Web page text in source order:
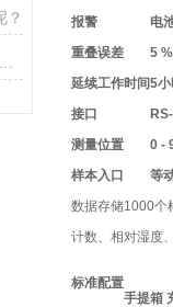
？
报警
电
重叠误差
5
延续工作时间5小
接口
测量位置
0 -
样本入口
等
数据存储1000个
计数、相对湿度
标准配置
手提箱